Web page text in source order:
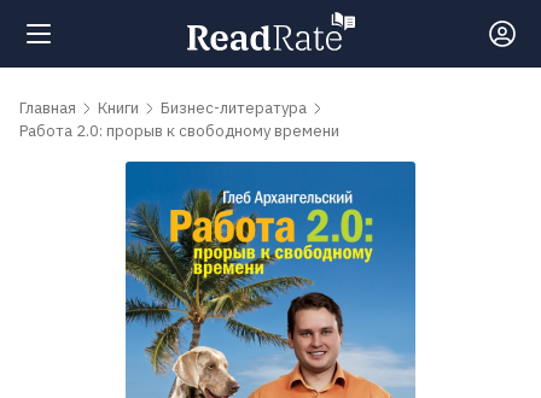
Поиск
Рейтинги
Главная Книги
Бизнес-литература
Работа 2.0: прорыв к свободному времени